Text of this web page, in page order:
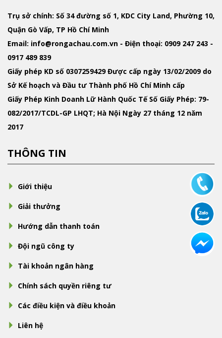
Trụ sở chính: Số 34 đường số 1, KDC City Land, Phường 10,
Quận Gò Vấp, TP Hồ Chí Minh
Email: info@rongachau.com.vn - Điện thoại: 0909 247 243 -
0917 489 839
Giấy phép KD số 0307259429 Được cấp ngày 13/02/2009 do
Sở Kế hoạch và Đầu tư Thành phố Hồ Chí Minh cấp
Giấy Phép Kinh Doanh Lữ Hành Quốc TếSố Giấy Phép: 79-
082/2017/TCDL-GP LHQT; Hà Nội Ngày 27 tháng 12 năm
2017
THÔNG TIN
Giới thiệu
Giải thưởng
Hướng dẫn thanh toán
Đội ngũ công ty
Tài khoản ngân hàng
Chính sách quyền riêng tư
Các điều kiện và điều khoản
Liên hệ